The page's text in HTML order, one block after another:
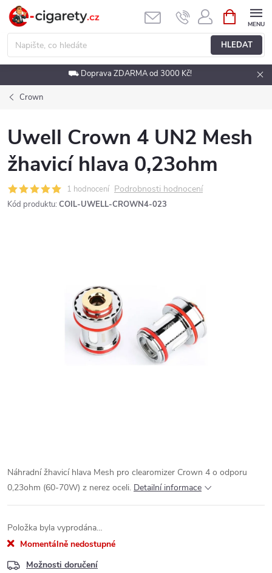
Přejít
obsah
HLEDAT
NÁKUPNÍ
KOŠÍK
⛟ Doprava ZDARMA od 3000 Kč!
Crown
Uwell Crown 4 UN2 Mesh
žhavicí hlava 0,23ohm
1 hodnocení Podrobnosti hodnocení
Kód produktu: COIL-UWELL-CROWN4-023
Náhradní žhavicí hlava Mesh pro clearomizer Crown 4 o odporu
0,23ohm (60-70W) z nerez oceli. Detailní informace
Položka byla vyprodána…
Momentálně nedostupné
Možnosti doručení